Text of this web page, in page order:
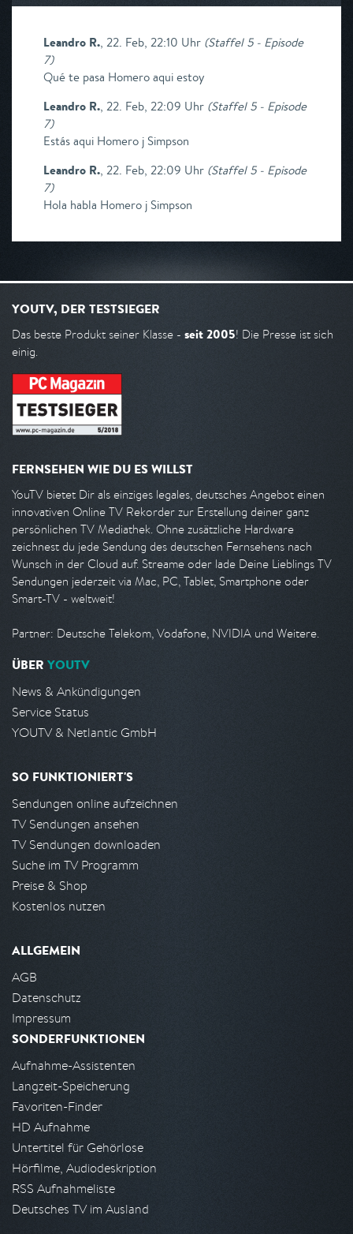
Leandro R., 22. Feb, 22:10 Uhr (Staffel 5 - Episode
7)
Qué te pasa Homero aqui estoy
Leandro R., 22. Feb, 22:09 Uhr (Staffel 5 - Episode
7)
Estás aqui Homero j Simpson
Leandro R., 22. Feb, 22:09 Uhr (Staffel 5 - Episode
7)
Hola habla Homero j Simpson
YOUTV, DER TESTSIEGER
Das beste Produkt seiner Klasse - seit 2005! Die Presse ist sich
einig.
FERNSEHEN WIE DU ES WILLST
YouTV bietet Dir als einziges legales, deutsches Angebot einen
innovativen Online TV Rekorder zur Erstellung deiner ganz
persönlichen TV Mediathek. Ohne zusätzliche Hardware
zeichnest du jede Sendung des deutschen Fernsehens nach
Wunsch in der Cloud auf. Streame oder lade Deine Lieblings TV
Sendungen jederzeit via Mac, PC, Tablet, Smartphone oder
Smart-TV - weltweit!
Partner: Deutsche Telekom, Vodafone, NVIDIA und Weitere.
ÜBER YOUTV
News & Ankündigungen
Service Status
YOUTV & Netlantic GmbH
SO FUNKTIONIERT'S
Sendungen online aufzeichnen
TV Sendungen ansehen
TV Sendungen downloaden
Suche im TV Programm
Preise & Shop
Kostenlos nutzen
ALLGEMEIN
AGB
Datenschutz
Impressum
SONDERFUNKTIONEN
Aufnahme-Assistenten
Langzeit-Speicherung
Favoriten-Finder
HD Aufnahme
Untertitel für Gehörlose
Hörfilme, Audiodeskription
RSS Aufnahmeliste
Deutsches TV im Ausland